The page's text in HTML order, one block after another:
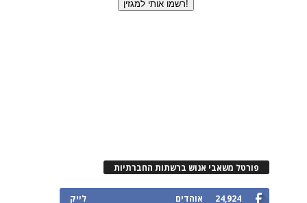
פורטל משאבי אנוש ברשתות החברתיות
24,924 אוהדים לייק